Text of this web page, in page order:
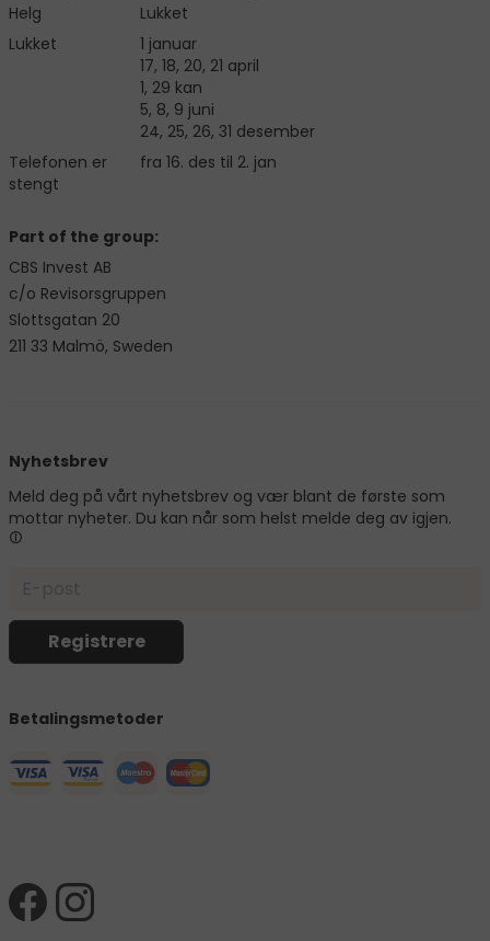
Helg
Lukket
Lukket
Telefonen er
stengt
1 januar
17, 18, 20, 21 april
1, 29 kan
5, 8, 9 juni
24, 25, 26, 31 desember
fra 16. des til 2. jan
Part of the group:
CBS Invest AB
c/o Revisorsgruppen
Slottsgatan 20
211 33 Malmö, Sweden
Nyhetsbrev
Meld deg på vårt nyhetsbrev og vær blant de første som
mottar nyheter. Du kan når som helst melde deg av igjen.
Betalingsmetoder